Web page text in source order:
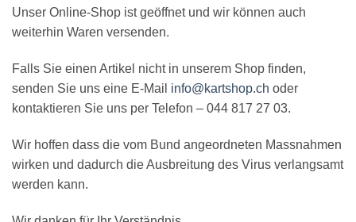
Unser Online-Shop ist geöffnet und wir können auch
weiterhin Waren versenden.
Falls Sie einen Artikel nicht in unserem Shop finden,
senden Sie uns eine E-Mail info@kartshop.ch oder
kontaktieren Sie uns per Telefon – 044 817 27 03.
Wir hoffen dass die vom Bund angeordneten Massnahmen
wirken und dadurch die Ausbreitung des Virus verlangsamt
werden kann.